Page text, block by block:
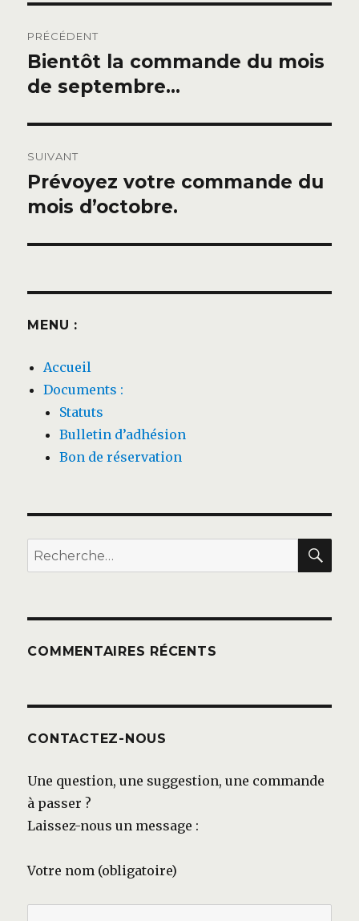
de
l’article
PRÉCÉDENT
Publication
précédente :
Bientôt la commande du mois
de septembre…
SUIVANT
Publication
suivante :
Prévoyez votre commande du
mois d’octobre.
MENU :
Accueil
Documents :
Statuts
Bulletin d’adhésion
Bon de réservation
Recherche
pour :
COMMENTAIRES RÉCENTS
CONTACTEZ-NOUS
Une question, une suggestion, une commande
à passer ?
Laissez-nous un message :
Votre nom (obligatoire)